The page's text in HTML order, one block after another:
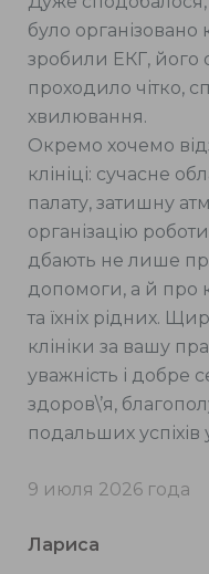
було
зробили ЕКГ, його
проходило чітко,
хвилювання.
Окремо хочемо
клініці: сучасне
палату, затишну
організацію
дбають не лише
допомоги, а й про
та їхніх рідних.
клініки за вашу
уважність і добре
здоров\’я,
подальших успіхів
9 июля 2026 года
Лариса